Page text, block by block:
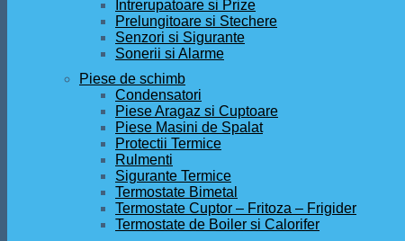
Intrerupatoare si Prize
Prelungitoare si Stechere
Senzori si Sigurante
Sonerii si Alarme
Piese de schimb
Condensatori
Piese Aragaz si Cuptoare
Piese Masini de Spalat
Protectii Termice
Rulmenti
Sigurante Termice
Termostate Bimetal
Termostate Cuptor – Fritoza – Frigider
Termostate de Boiler si Calorifer